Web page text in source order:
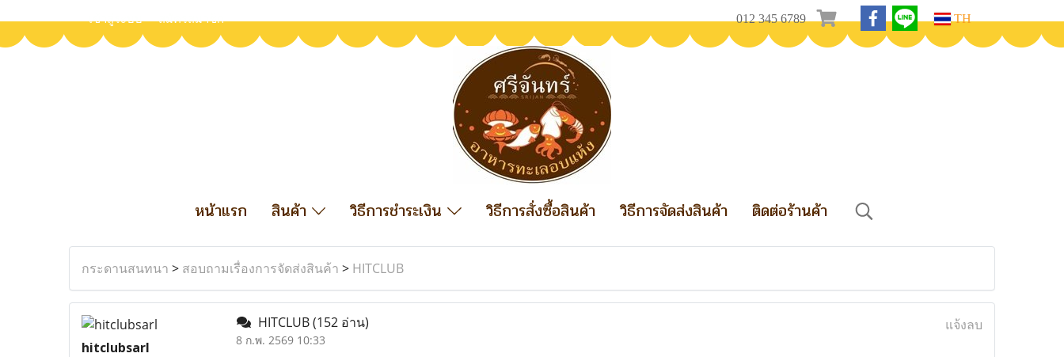
เข้าสู่ระบบ สมัครสมาชิก 012 345 6789 TH
หน้าแรก สินค้า วิธีการชำระเงิน วิธีการสั่งซื้อสินค้า วิธีการจัดส่งสินค้า ติดต่อร้านค้า
กระดานสนทนา > สอบถามเรื่องการจัดส่งสินค้า > HITCLUB
hitclubsarl
HITCLUB(152 อ่าน)
8 ก.พ. 2569 10:33
แจ้งลบ